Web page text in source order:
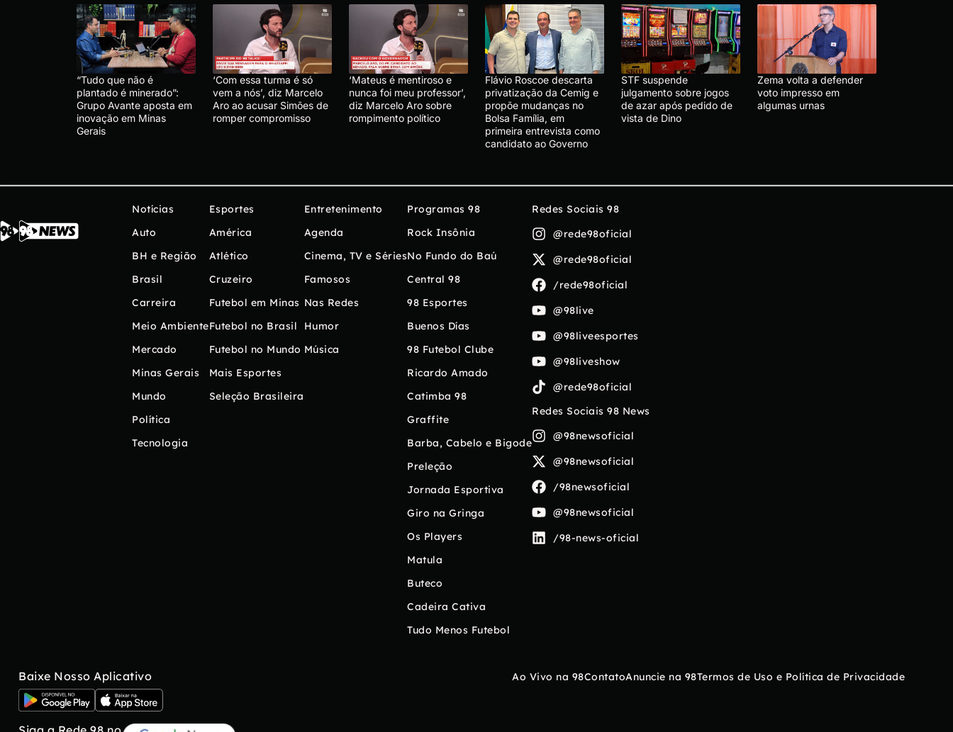
“Tudo que não é
plantado é minerado”:
Grupo Avante aposta em
inovação em Minas
Gerais
‘Com essa turma é só
vem a nós’, diz Marcelo
Aro ao acusar Simões de
romper compromisso
‘Mateus é mentiroso e
nunca foi meu professor’,
diz Marcelo Aro sobre
rompimento político
Flávio Roscoe descarta
privatização da Cemig e
propõe mudanças no
Bolsa Família, em
primeira entrevista como
candidato ao Governo
STF suspende
julgamento sobre jogos
de azar após pedido de
vista de Dino
Zema volta a defender
voto impresso em
algumas urnas
Notícias
Auto
BH e Região
Brasil
Carreira
Meio Ambiente
Mercado
Minas Gerais
Mundo
Política
Tecnologia
Esportes
América
Atlético
Cruzeiro
Futebol em Minas
Futebol no Brasil
Futebol no Mundo
Mais Esportes
Seleção Brasileira
Entretenimento
Agenda
Cinema, TV e Séries
Famosos
Nas Redes
Humor
Música
Programas 98
Rock Insônia
No Fundo do Baú
Central 98
98 Esportes
Buenos Días
98 Futebol Clube
Ricardo Amado
Catimba 98
Graffite
Barba, Cabelo e Bigode
Preleção
Jornada Esportiva
Giro na Gringa
Os Players
Matula
Buteco
Cadeira Cativa
Tudo Menos Futebol
Redes Sociais 98
@rede98oficial
@rede98oficial
/rede98oficial
@98live
@98liveesportes
@98liveshow
@rede98oficial
Redes Sociais 98 News
@98newsoficial
@98newsoficial
/98newsoficial
@98newsoficial
/98-news-oficial
Baixe Nosso Aplicativo Ao Vivo na 98ContatoAnuncie na 98Termos de Uso e Política de Privacidade